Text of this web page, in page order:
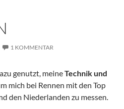
1 KOMMENTAR
genutzt, meineTechnik und
mich bei Rennen mit den Top
den Niederlanden zu messen.